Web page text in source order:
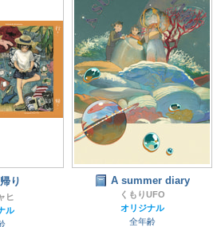
り
ヒ
ル
A summer diary
くもりUFO
オリジナル
全年齢